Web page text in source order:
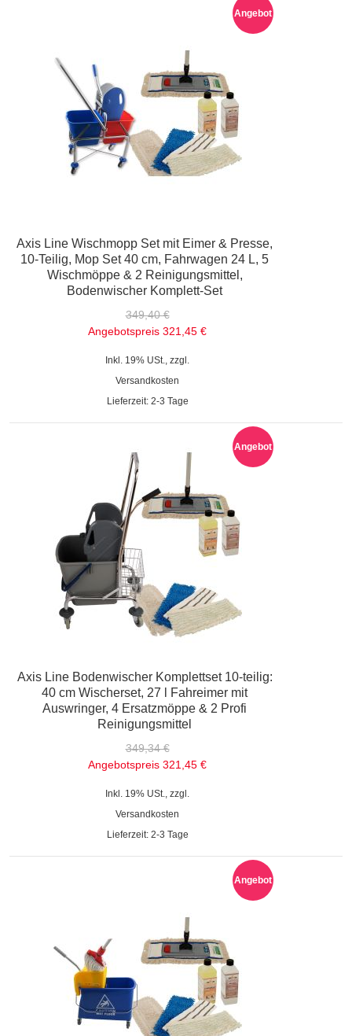
Angebot
Axis Line Wischmopp Set mit Eimer & Presse,
10-Teilig, Mop Set 40 cm, Fahrwagen 24 L, 5
Wischmöppe & 2 Reinigungsmittel,
Bodenwischer Komplett-Set
349,40 €
Angebotspreis 321,45 €
Inkl. 19% USt., zzgl.
Versandkosten
Lieferzeit: 2-3 Tage
Angebot
Axis Line Bodenwischer Komplettset 10-teilig:
40 cm Wischerset, 27 l Fahreimer mit
Auswringer, 4 Ersatzmöppe & 2 Profi
Reinigungsmittel
349,34 €
Angebotspreis 321,45 €
Inkl. 19% USt., zzgl.
Versandkosten
Lieferzeit: 2-3 Tage
Angebot